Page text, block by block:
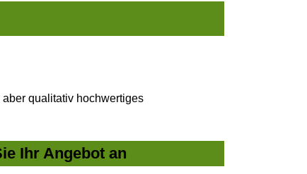
qualitativ hochwertiges
Ihr Angebot an